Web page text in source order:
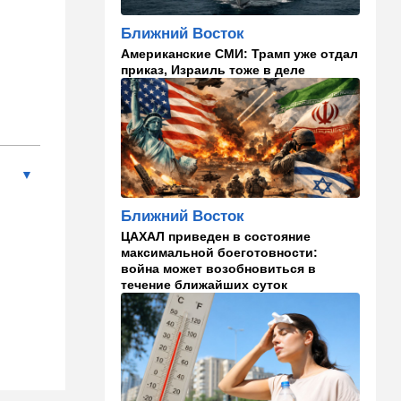
похоронили генерала
Полиция открыла огонь по
палестинской машине,
которая устроила опасные
ралли возле Мицпе-Иерихо
19:25 Ближний Восток
Что ни день, то новый план
по Ормузу: раскошелиться
19:17 В мире
"Коммунист-неудачник" -
Трамп дал характеристику
антиизраильскому политику
из Мичигана
18:30 Мнения
Рекорд вопреки бойкотам
Ближний Восток
Американские СМИ: Трамп уже отдал
приказ, Израиль тоже в деле
Ближний Восток
ЦАХАЛ приведен в состояние
максимальной боеготовности:
война может возобновиться в
течение ближайших суток